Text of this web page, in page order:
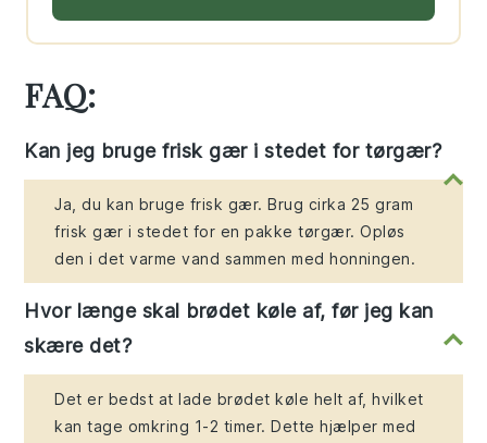
FAQ:
Kan jeg bruge frisk gær i stedet for tørgær?
Ja, du kan bruge frisk gær. Brug cirka 25 gram
frisk gær i stedet for en pakke tørgær. Opløs
den i det varme vand sammen med honningen.
Hvor længe skal brødet køle af, før jeg kan
skære det?
Det er bedst at lade brødet køle helt af, hvilket
kan tage omkring 1-2 timer. Dette hjælper med